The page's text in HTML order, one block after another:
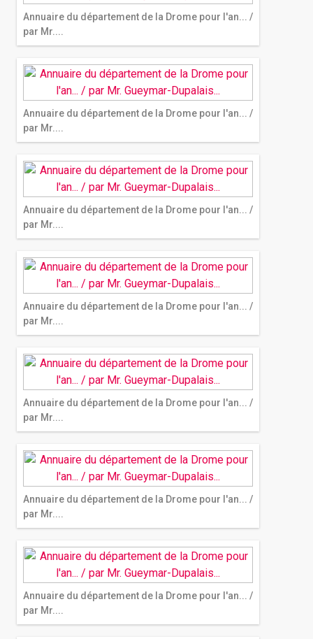
Annuaire du département de la Drome pour l'an... /
par Mr....
Annuaire du département de la Drome pour l'an... /
par Mr....
Annuaire du département de la Drome pour l'an... /
par Mr....
Annuaire du département de la Drome pour l'an... /
par Mr....
Annuaire du département de la Drome pour l'an... /
par Mr....
Annuaire du département de la Drome pour l'an... /
par Mr....
Annuaire du département de la Drome pour l'an... /
par Mr....